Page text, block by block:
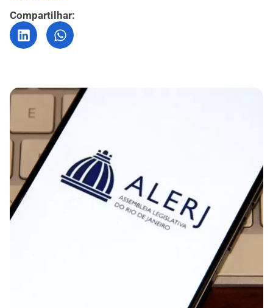
Compartilhar: